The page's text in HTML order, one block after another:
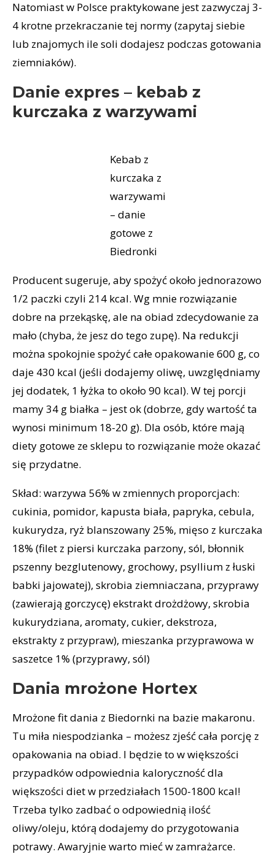
Natomiast w Polsce praktykowane jest zazwyczaj 3-
4 krotne przekraczanie tej normy (zapytaj siebie
lub znajomych ile soli dodajesz podczas gotowania
ziemniaków).
Danie expres – kebab z
kurczaka z warzywami
Kebab z
kurczaka z
warzywami
– danie
gotowe z
Biedronki
Producent sugeruje, aby spożyć około jednorazowo
1/2 paczki czyli 214 kcal. Wg mnie rozwiązanie
dobre na przekąskę, ale na obiad zdecydowanie za
mało (chyba, że jesz do tego zupę). Na redukcji
można spokojnie spożyć całe opakowanie 600 g, co
daje 430 kcal (jeśli dodajemy oliwę, uwzględniamy
jej dodatek, 1 łyżka to około 90 kcal). W tej porcji
mamy 34 g białka – jest ok (dobrze, gdy wartość ta
wynosi minimum 18-20 g). Dla osób, które mają
diety gotowe ze sklepu to rozwiązanie może okazać
się przydatne.
Skład: warzywa 56% w zmiennych proporcjach:
cukinia, pomidor, kapusta biała, papryka, cebula,
kukurydza, ryż blanszowany 25%, mięso z kurczaka
18% (filet z piersi kurczaka parzony, sól, błonnik
pszenny bezglutenowy, grochowy, psyllium z łuski
babki jajowatej), skrobia ziemniaczana, przyprawy
(zawierają gorczycę) ekstrakt drożdżowy, skrobia
kukurydziana, aromaty, cukier, dekstroza,
ekstrakty z przypraw), mieszanka przyprawowa w
saszetce 1% (przyprawy, sól)
Dania mrożone Hortex
Mrożone fit dania z Biedornki na bazie makaronu.
Tu miła niespodzianka – możesz zjeść cała porcję z
opakowania na obiad. I będzie to w większości
przypadków odpowiednia kaloryczność dla
większości diet w przedziałach 1500-1800 kcal!
Trzeba tylko zadbać o odpowiednią ilość
oliwy/oleju, którą dodajemy do przygotowania
potrawy. Awaryjnie warto mieć w zamrażarce.